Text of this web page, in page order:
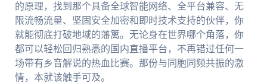
的原理，找到那个具备全球智能网络、全平台兼容、无
限流畅流量、坚固安全加密和即时技术支持的伙伴，你
就能彻底打破地域的藩篱。无论身在世界哪个角落，你
都可以轻松回归熟悉的国内直播平台，不再错过任何一
场带有乡音解说的热血比赛。那份与同胞同频共振的激
情，本就该触手可及。